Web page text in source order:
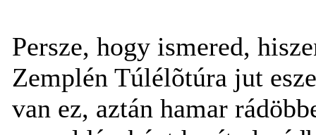
Persze, hogy ismered,
Zemplén Túlélõtúra jut
van ez, aztán hamar